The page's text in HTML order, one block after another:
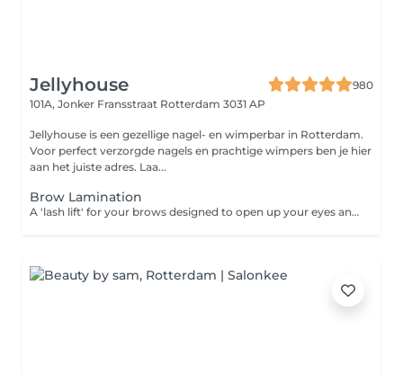
Jellyhouse
980
101A, Jonker Fransstraat Rotterdam 3031 AP
Jellyhouse is een gezellige nagel- en wimperbar in Rotterdam.
Voor perfect verzorgde nagels en prachtige wimpers ben je hier
aan het juiste adres. Laa...
Brow Lamination
A 'lash lift' for your brows designed to open up your eyes and give you a fuller, bushier brow without microblading or semi-permanent makeup. This process uses a chemical solution to adjust your eyebrow hairs by straightening them to stay in the desired direction and can last for up to 2 months. It's great for taming thick, unruly brows and encourages the hair to grow in the same direction. There are two different solutions the first softens eyebrow hair and prepares them for lamination while the second restructures the hair to keep them in place. The solutions are brushed through the brow and left on for twenty minutes (making sure they stay in the desired shape). Thick or thin brows, it doesn't discriminate. Wake up every morning to perfect brows and flawless arches with this non-invasive treatment. Dreamy. The best bit? It's vegan and cruelty-free. Please note: Don't get your brows wet or apply makeup, cream or oil to them for at least 24 hours after your treatment.